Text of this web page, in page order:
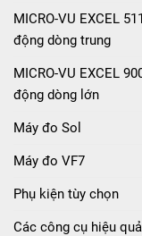
MICRO-VU EXCEL
động dòng trung
MICRO-VU EXCEL
động dòng lớn
Máy đo Sol
Máy đo VF7
Phụ kiện tùy chọn
Các công cụ hiệu quả